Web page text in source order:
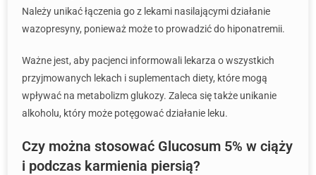
Należy unikać łączenia go z lekami nasilającymi działanie
wazopresyny, ponieważ może to prowadzić do hiponatremii.
Ważne jest, aby pacjenci informowali lekarza o wszystkich
przyjmowanych lekach i suplementach diety, które mogą
wpływać na metabolizm glukozy. Zaleca się także unikanie
alkoholu, który może potęgować działanie leku.
Czy można stosować Glucosum 5% w ciąży
i podczas karmienia piersią?